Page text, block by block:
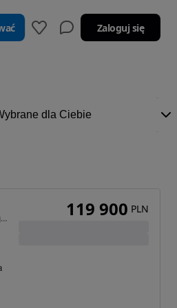
Zaloguj się
1499 cm3 • 175 KM • JAC JS8Pro 1.5T 7OS. | Salon JAC Bydgoszcz 119 900 PLN